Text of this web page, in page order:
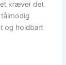
kræver det
og holdbart